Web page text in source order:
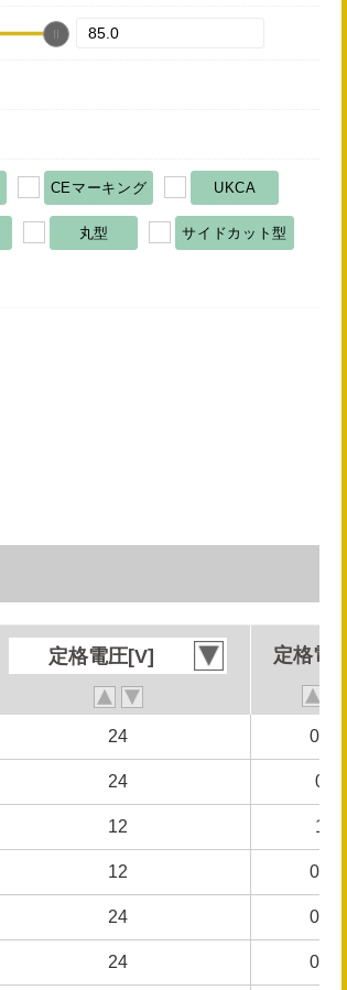
CEマーキング UKCA
丸型 サイドカット型
定格電圧[V] 定格電
24 0.17
24 0.1
12 1.3
12 0.64
24 0.62
24 0.31
定格電圧[V] 定格電
24 0.17
24 0.1
12 1.3
12 0.64
24 0.62
24 0.31